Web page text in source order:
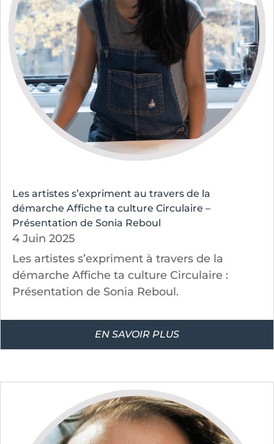
Les artistes s’expriment au travers de la
démarche Affiche ta culture Circulaire –
Présentation de Sonia Reboul
4 Juin 2025
Les artistes s’expriment à travers de la
démarche Affiche ta culture Circulaire :
Présentation de Sonia Reboul.
EN SAVOIR PLUS